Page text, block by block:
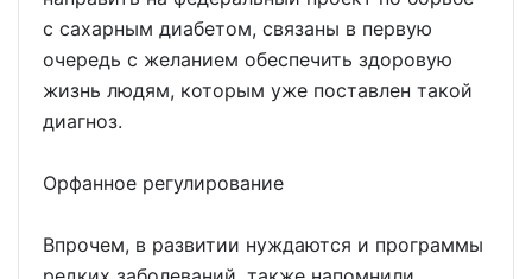
с сахарным диабетом, связаны в первую
очередь с желанием обеспечить здоровую
жизнь людям, которым уже поставлен такой
диагноз.
Орфанное регулирование
Впрочем, в развитии нуждаются и программы